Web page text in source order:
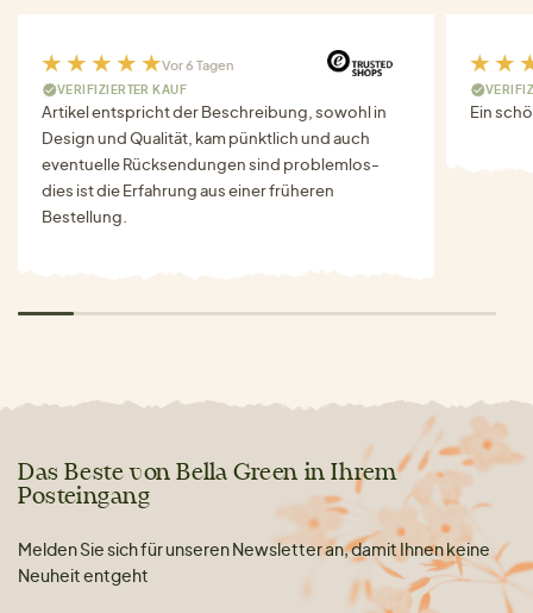
Vor 6 Tagen
VERIFIZIERTER KAUF
Artikel entspricht der Beschreibung, sowohl in
Design und Qualität, kam pünktlich und auch
eventuelle Rücksendungen sind problemlos-
dies ist die Erfahrung aus einer früheren
Bestellung.
Ein
Das Beste von Bella Green in Ihrem
Posteingang
Melden Sie sich für unseren Newsletter an, damit Ihnen keine
Neuheit entgeht